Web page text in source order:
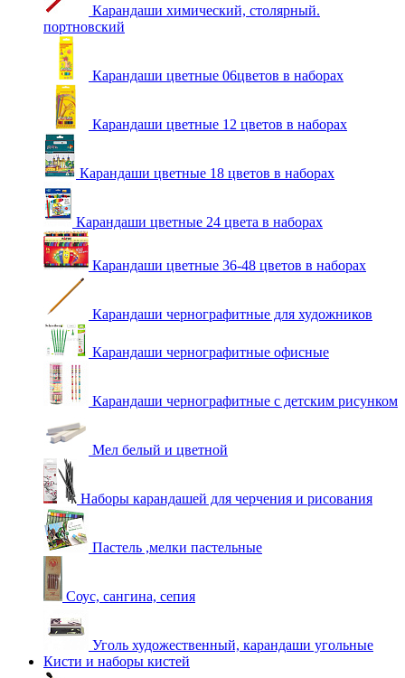
Карандаши химический, столярный.
портновский
Карандаши цветные 06цветов в наборах
Карандаши цветные 12 цветов в наборах
Карандаши цветные 18 цветов в наборах
Карандаши цветные 24 цвета в наборах
Карандаши цветные 36-48 цветов в наборах
Карандаши чернографитные для художников
Карандаши чернографитные офисные
Карандаши чернографитные с детским рисунком
Мел белый и цветной
Наборы карандашей для черчения и рисования
Пастель ,мелки пастельные
Соус, сангина, сепия
Уголь художественный, карандаши угольные
Кисти и наборы кистей